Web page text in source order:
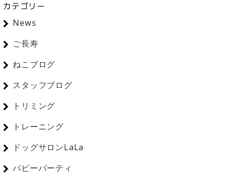
カテゴリー
News
ご長寿
ねこブログ
スタッフブログ
トリミング
トレーニング
ドッグサロンLaLa
パピーパーティ